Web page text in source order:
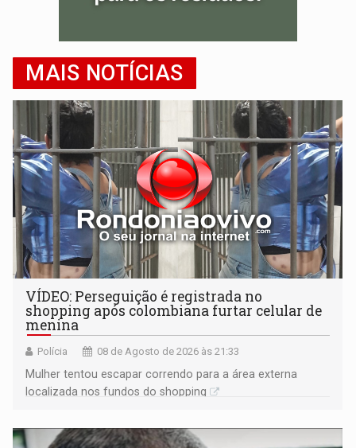
MAIS NOTÍCIAS
VÍDEO: Perseguição é registrada no
shopping após colombiana furtar celular de
menina
Polícia 08 de Agosto de 2026 às 21:33
Mulher tentou escapar correndo para a área externa
localizada nos fundos do shopping